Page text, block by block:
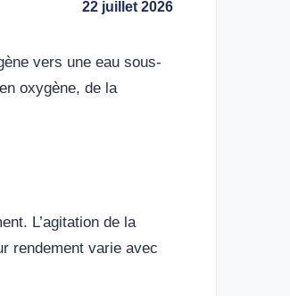
22 juillet 2026
vers une eau sous-
oxygène, de la
L’agitation de la
rendement varie avec